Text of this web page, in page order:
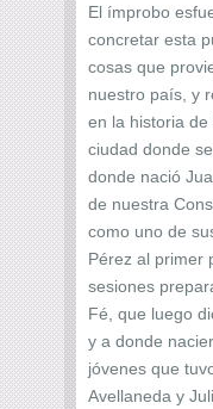
El ímprobo
concretar esta
cosas que
nuestro país, y
en la historia de
ciudad donde
donde nació
de nuestra
como uno de
Pérez al primer
sesiones
Fé, que luego
y a donde
jóvenes que
Avellaneda y